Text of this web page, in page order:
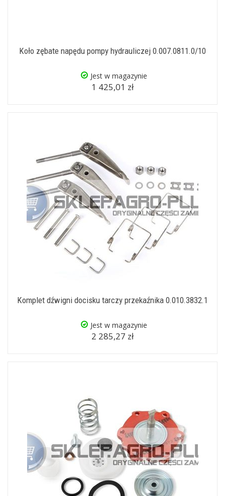
Koło zębate napędu pompy hydrauliczej 0.007.0811.0/10
Jest w magazynie
1 425,01 zł
Komplet dźwigni docisku tarczy przekaźnika 0.010.3832.1
Jest w magazynie
2 285,27 zł